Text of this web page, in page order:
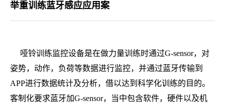
举重训练蓝牙感应应用案
哑铃训练监控设备是在做力量训练时通过G-sensor，对
姿势，动作，负荷等数据进行监控，并通过蓝牙传输到
APP进行数据统计及分析，借以达到科学化训练的目的。
客制化要求蓝牙加G-sensor，当中包含软件，硬件以及机